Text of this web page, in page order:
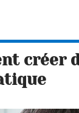
créer